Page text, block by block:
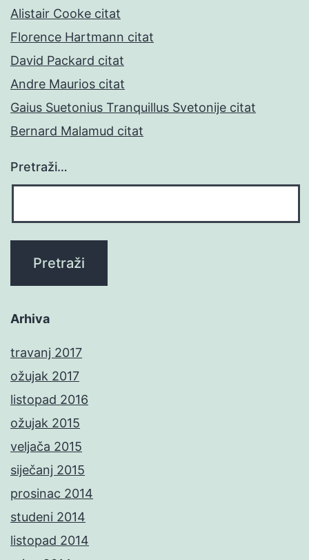
Alistair Cooke citat
Florence Hartmann citat
David Packard citat
Andre Maurios citat
Gaius Suetonius Tranquillus Svetonije citat
Bernard Malamud citat
Pretraži…
Arhiva
travanj 2017
ožujak 2017
listopad 2016
ožujak 2015
veljača 2015
siječanj 2015
prosinac 2014
studeni 2014
listopad 2014